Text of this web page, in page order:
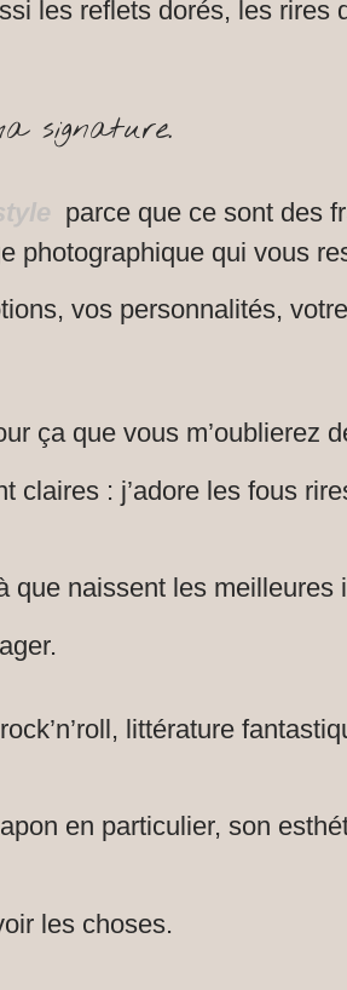
les reflets dorés, les rires
signature.
parce que ce sont des
photographique qui vous
vos personnalités,
ça que vous m’oublierez
claires : j’adore les fous
que naissent les meilleures
littérature
en particulier, son
les choses.